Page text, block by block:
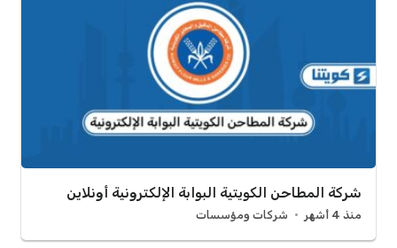
شركة المطاحن الكويتية البوابة الإلكترونية أونلاين
منذ 4 أشهر شركات ومؤسسات